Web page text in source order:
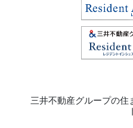
三井不動産グループの住